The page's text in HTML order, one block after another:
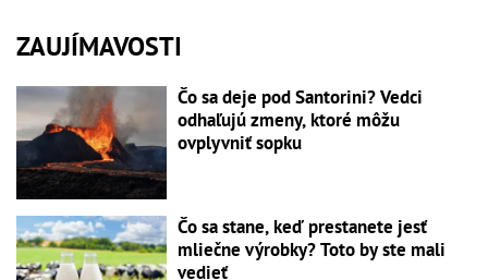
ZAUJÍMAVOSTI
Čo sa deje pod Santorini? Vedci
odhaľujú zmeny, ktoré môžu
ovplyvniť sopku
Čo sa stane, keď prestanete jesť
mliečne výrobky? Toto by ste mali
vedieť